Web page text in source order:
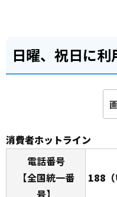
日曜、祝日に
消費者ホットライン
電話番号
【全国統一番
号】
188（